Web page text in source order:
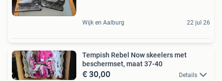
Wijk en Aalburg 22 jul 26
Tempish Rebel Now skeelers met
beschermset, maat 37-40
€ 30,00 Details